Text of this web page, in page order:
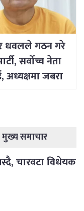
र धवलले गठन गरे
सर्वोच्च नेता
अध्यक्षमा जबरा
मुख्य समाचार
चारवटा विधेयक